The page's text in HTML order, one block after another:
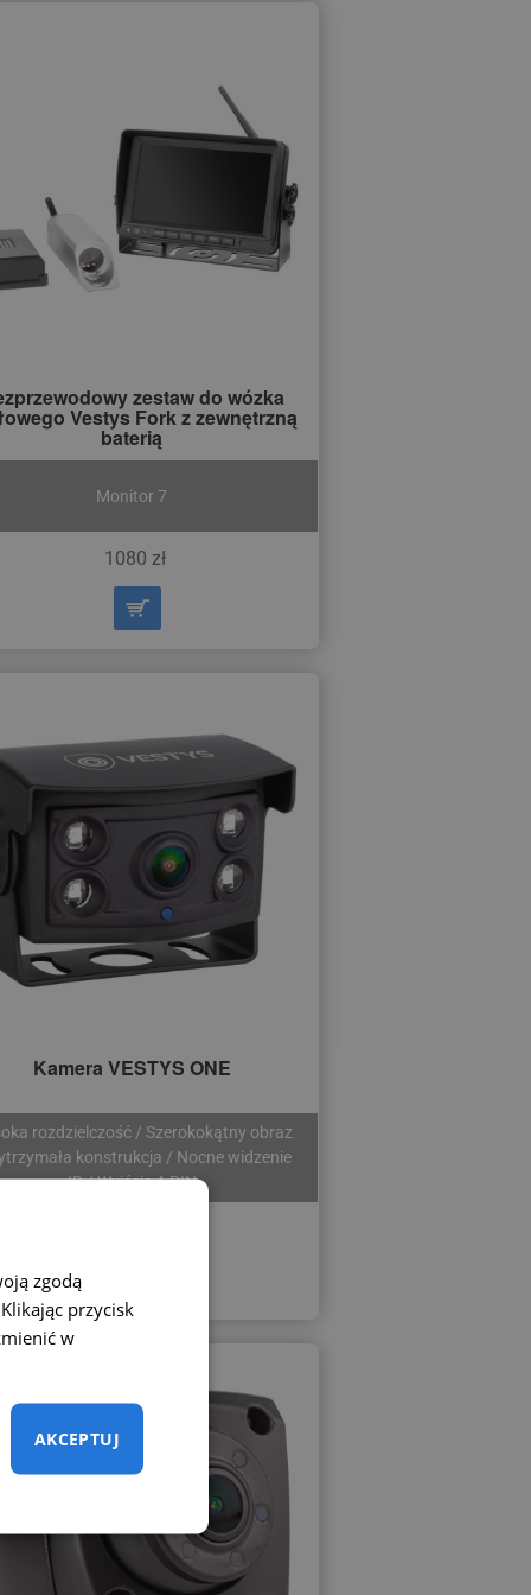
Monitor 7
zestaw do wózka
Vestys Fork z zewnętrzną
baterią
1080 zł
rozdzielczość / Szerokokątny obraz
konstrukcja / Nocne widzenie
IR / Wyjście 4-PIN
Kamera VESTYS ONE
zgodą
przycisk
w
AKCEPTUJ